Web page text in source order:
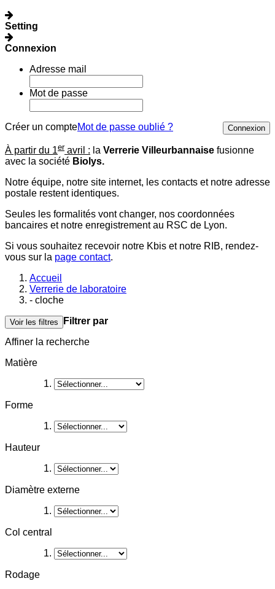
Setting
Connexion
Adresse mail
Mot de passe
Créer un compte Connexion
Mot de passe oublié ?
À partir du 1er avril : la Verrerie Villeurbannaise fusionne
avec la société Biolys.
Notre équipe, notre site internet, les contacts et notre adresse
postale restent identiques.
Seules les formalités vont changer, nos coordonnées
bancaires et notre enregistrement au RSC de Lyon.
Si vous souhaitez recevoir notre Kbis et notre RIB, rendez-
vous sur la page contact.
Accueil
Verrerie de laboratoire
- cloche
Voir les filtres
Filtrer par
Affiner la recherche
Matière
Forme
Hauteur
Diamètre externe
Col central
Rodage